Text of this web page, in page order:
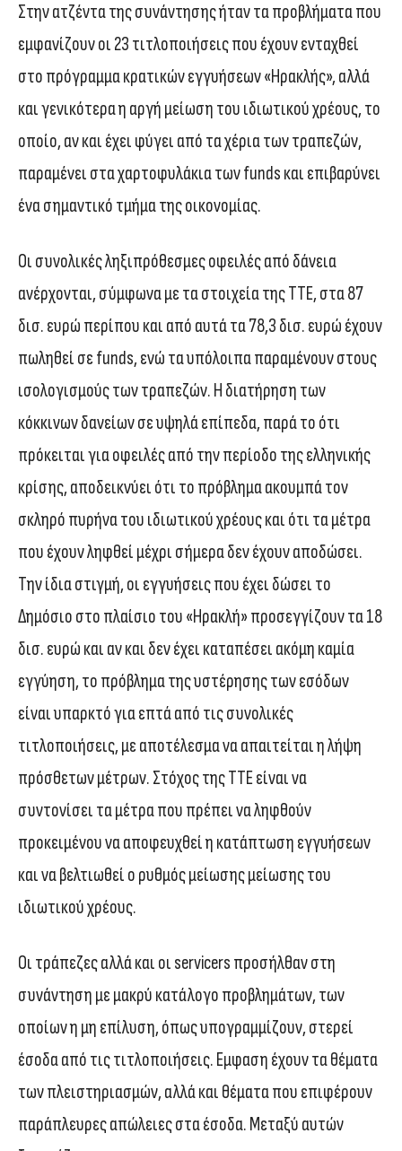
Στην ατζέντα της συνάντησης ήταν τα προβλήματα που
εμφανίζουν οι 23 τιτλοποιήσεις που έχουν ενταχθεί
στο πρόγραμμα κρατικών εγγυήσεων «Ηρακλής», αλλά
και γενικότερα η αργή μείωση του ιδιωτικού χρέους, το
οποίο, αν και έχει φύγει από τα χέρια των τραπεζών,
παραμένει στα χαρτοφυλάκια των funds και επιβαρύνει
ένα σημαντικό τμήμα της οικονομίας.
Οι συνολικές ληξιπρόθεσμες οφειλές από δάνεια
ανέρχονται, σύμφωνα με τα στοιχεία της ΤΤΕ, στα 87
δισ. ευρώ περίπου και από αυτά τα 78,3 δισ. ευρώ έχουν
πωληθεί σε funds, ενώ τα υπόλοιπα παραμένουν στους
ισολογισμούς των τραπεζών. Η διατήρηση των
κόκκινων δανείων σε υψηλά επίπεδα, παρά το ότι
πρόκειται για οφειλές από την περίοδο της ελληνικής
κρίσης, αποδεικνύει ότι το πρόβλημα ακουμπά τον
σκληρό πυρήνα του ιδιωτικού χρέους και ότι τα μέτρα
που έχουν ληφθεί μέχρι σήμερα δεν έχουν αποδώσει.
Την ίδια στιγμή, οι εγγυήσεις που έχει δώσει το
Δημόσιο στο πλαίσιο του «Ηρακλή» προσεγγίζουν τα 18
δισ. ευρώ και αν και δεν έχει καταπέσει ακόμη καμία
εγγύηση, το πρόβλημα της υστέρησης των εσόδων
είναι υπαρκτό για επτά από τις συνολικές
τιτλοποιήσεις, με αποτέλεσμα να απαιτείται η λήψη
πρόσθετων μέτρων. Στόχος της ΤΤΕ είναι να
συντονίσει τα μέτρα που πρέπει να ληφθούν
προκειμένου να αποφευχθεί η κατάπτωση εγγυήσεων
και να βελτιωθεί ο ρυθμός μείωσης μείωσης του
ιδιωτικού χρέους.
Οι τράπεζες αλλά και οι servicers προσήλθαν στη
συνάντηση με μακρύ κατάλογο προβλημάτων, των
οποίων η μη επίλυση, όπως υπογραμμίζουν, στερεί
έσοδα από τις τιτλοποιήσεις. Εμφαση έχουν τα θέματα
των πλειστηριασμών, αλλά και θέματα που επιφέρουν
παράπλευρες απώλειες στα έσοδα. Μεταξύ αυτών